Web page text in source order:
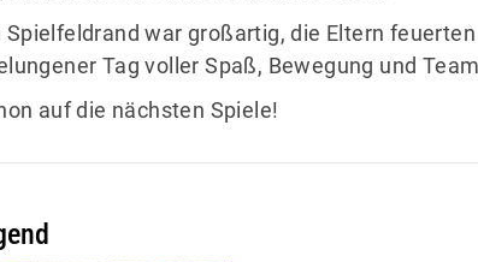
Spielfeldrand war großartig, die Eltern
Tag voller Spaß, Bewegung und
auf die nächsten Spiele!